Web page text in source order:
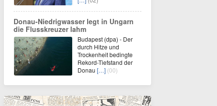
Donau-Niedrigwasser legt in Ungarn
die Flusskreuzer lahm
Budapest (dpa) - Der
durch Hitze und
Trockenheit bedingte
Rekord-Tiefstand der
Donau […] (00)